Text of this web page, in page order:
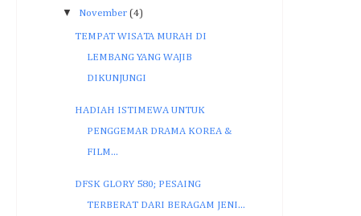
▼ November (4)
TEMPAT WISATA MURAH DI
LEMBANG YANG WAJIB
DIKUNJUNGI
HADIAH ISTIMEWA UNTUK
PENGGEMAR DRAMA KOREA &
FILM...
DFSK GLORY 580; PESAING
TERBERAT DARI BERAGAM JENI...